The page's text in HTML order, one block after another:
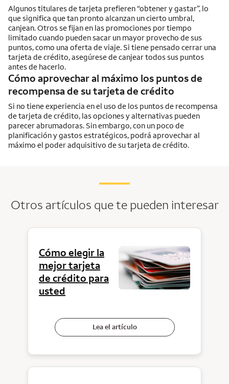
Algunos titulares de tarjeta prefieren “obtener y gastar”, lo
que significa que tan pronto alcanzan un cierto umbral,
canjean. Otros se fijan en las promociones por tiempo
limitado cuando pueden sacar un mayor provecho de sus
puntos, como una oferta de viaje. Si tiene pensado cerrar una
tarjeta de crédito, asegúrese de canjear todos sus puntos
antes de hacerlo.
Cómo aprovechar al máximo los puntos de
recompensa de su tarjeta de crédito
Si no tiene experiencia en el uso de los puntos de recompensa
de tarjeta de crédito, las opciones y alternativas pueden
parecer abrumadoras. Sin embargo, con un poco de
planificación y gastos estratégicos, podrá aprovechar al
máximo el poder adquisitivo de su tarjeta de crédito.
Otros artículos que te pueden interesar
Cómo elegir la
mejor tarjeta
de crédito para
usted
Lea el artículo